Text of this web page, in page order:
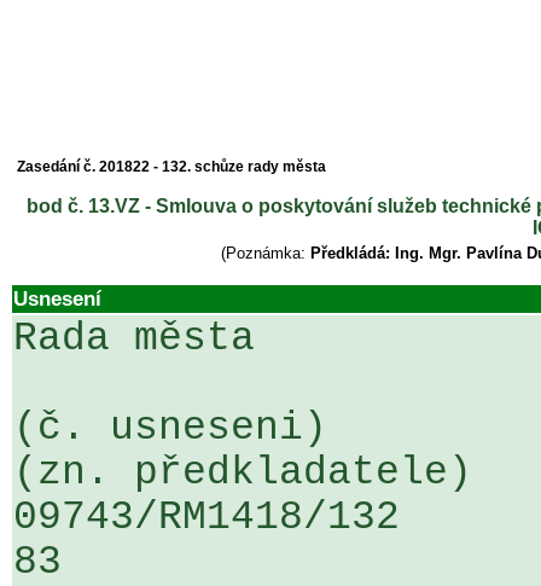
Zasedání č. 201822 - 132. schůze rady města
bod č. 13.VZ - Smlouva o poskytování služeb
(Poznámka: Předkládá: Ing. Mgr. Pavlína
Usnesení
Rada města
(č. usneseni)
(zn. předkladatele)
09743/RM1418/
83